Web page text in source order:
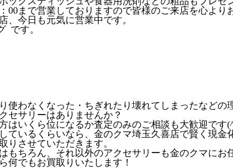
00まで営業しておりますので皆様のご来店を心より
、今日も元気に営業中です。
です。
使わなくなった・ちぎれたり壊れてしまったなどの
セサリーはありませんか？
はいくら位になるか査定のみのご相談も大歓迎です
ているくらいなら、金のクマ埼玉久喜店で賢く現金
りさせていただきます。
もちろん、それ以外のアクセサリーも金のクマにお
何でもお買取りいたします！